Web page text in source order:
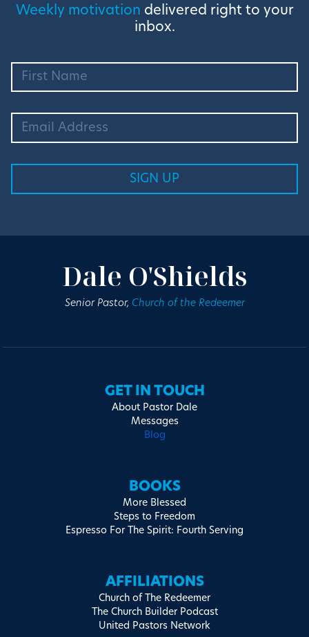
Weekly motivation delivered right to your
inbox.
Dale O'Shields
Senior Pastor, Church of the Redeemer
GET IN TOUCH
About Pastor Dale
Messages
Blog
BOOKS
More Blessed
Steps to Freedom
Espresso For The Spirit: Fourth Serving
AFFILIATIONS
Church of The Redeemer
The Church Builder Podcast
United Pastors Network